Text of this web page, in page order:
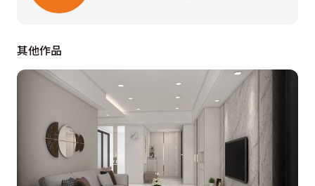
其他作品